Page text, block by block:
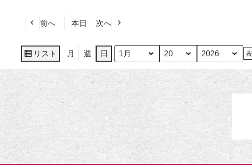
前へ 本日 次へ
リスト
表
示
月 週 日
月
日
年